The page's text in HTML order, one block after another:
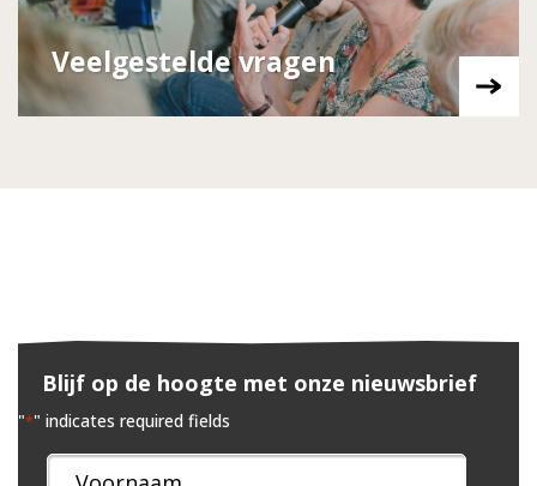
Veelgestelde vragen
Blijf op de hoogte met onze nieuwsbrief
"*" indicates required fields
Naam